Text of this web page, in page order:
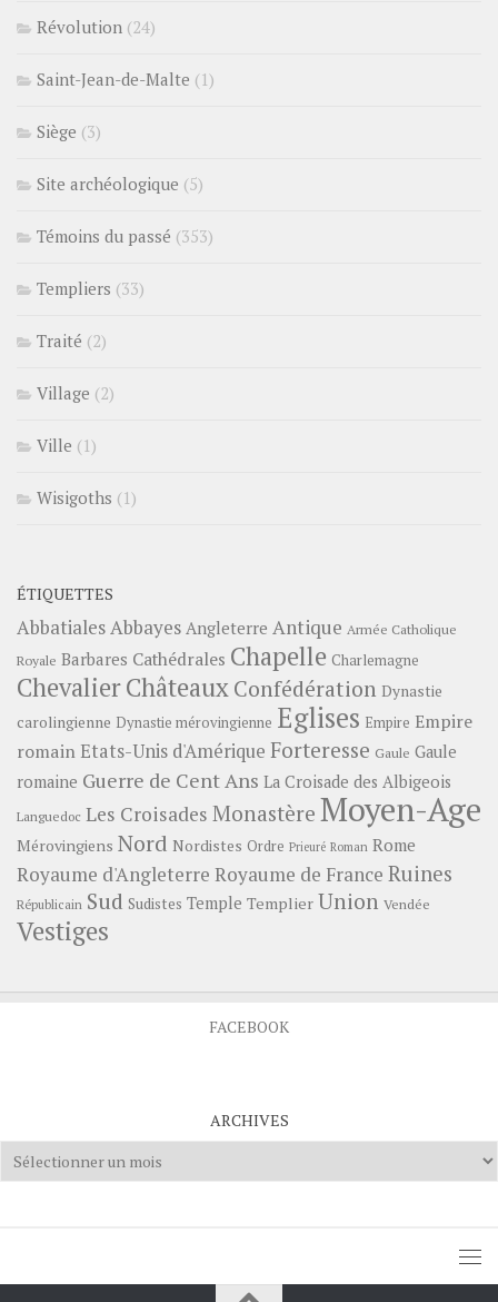
Révolution (24)
Saint-Jean-de-Malte (1)
Siège (3)
Site archéologique (5)
Témoins du passé (353)
Templiers (33)
Traité (2)
Village (2)
Ville (1)
Wisigoths (1)
ÉTIQUETTES
AbbatialesAbbayes Angleterre Antique Armée Catholique
Royale Barbares Cathédrales Chapelle Charlemagne
ChevalierChâteauxConfédération Dynastie
carolingienne Dynastie mérovingienne Eglises Empire Empire
romainEtats-Unis d'Amérique Forteresse Gaule Gaule
romaine Guerre de Cent Ans La Croisade des Albigeois
Languedoc Les Croisades Monastère Moyen-Age
Mérovingiens Nord Nordistes Ordre Prieuré Roman Rome
Royaume d'Angleterre Royaume de France Ruines
Républicain Sud Sudistes Temple Templier Union Vendée
Vestiges
FACEBOOK
ARCHIVES
Archives